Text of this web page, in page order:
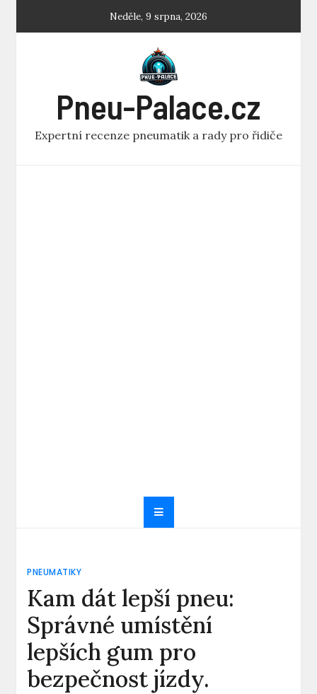
Neděle, 9 srpna, 2026
Pneu-Palace.cz
Expertní recenze pneumatik a rady pro řidiče
PNEUMATIKY
Kam dát lepší pneu:
Správné umístění
lepších gum pro
bezpečnost jízdy.